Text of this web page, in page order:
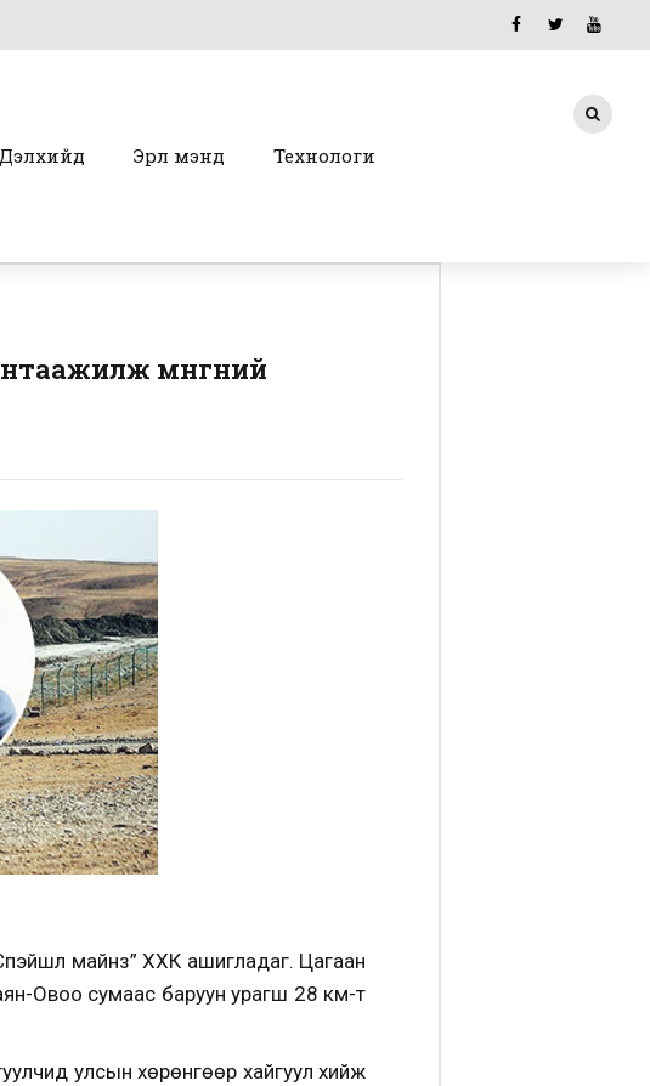
Дэлхийд Эрүүл мэнд Технологи
мөнгөний
майнз” ХХК ашигладаг. Цагаан
Овоо сумаас баруун урагш 28 км-т
улсын хөрөнгөөр хайгуул хийж